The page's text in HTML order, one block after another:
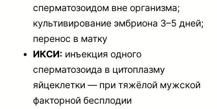
сперматозоидом вне организма;
культивирование эмбриона 3–5 дней;
перенос в матку
ИКСИ: инъекция одного
сперматозоида в цитоплазму
яйцеклетки — при тяжёлой мужской
факторной бесплодии